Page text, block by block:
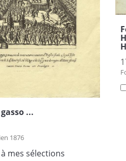
...
1876
mes sélections